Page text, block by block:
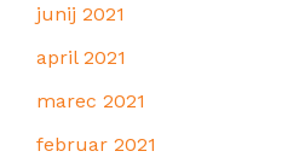
junij 2021
april 2021
marec 2021
februar 2021